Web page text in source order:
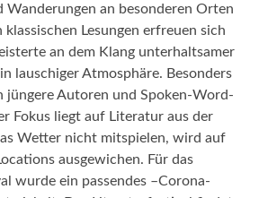
Wanderungen an besonderen Orten
klassischen Lesungen erfreuen sich
an dem Klang unterhaltsamer
lauschiger Atmosphäre. Besonders
jüngere Autoren und Spoken-Word-
Fokus liegt auf Literatur aus der
Wetter nicht mitspielen, wird auf
ausgewichen. Für das
wurde ein passendes –Corona-